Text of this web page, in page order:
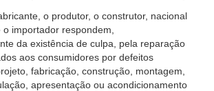
o produtor, o construtor, nacional
importador respondem,
da existência de culpa, pela reparação
aos consumidores por defeitos
fabricação, construção, montagem,
apresentação ou acondicionamento